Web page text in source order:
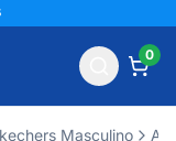
0
Masculino